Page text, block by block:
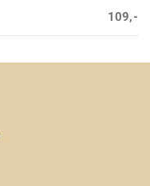
109,-